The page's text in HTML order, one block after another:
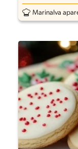
Marinalva